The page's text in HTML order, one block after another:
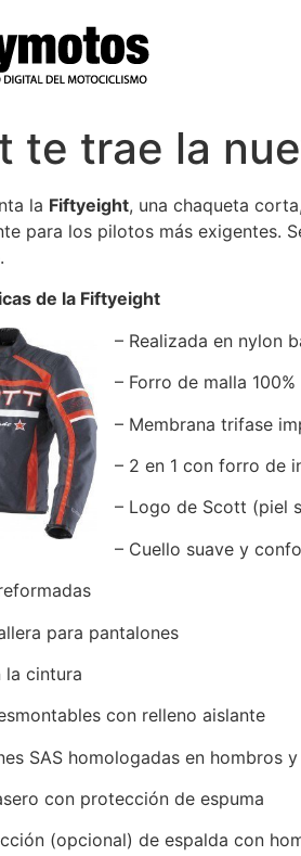
te trae la
la Fiftyeight, una chaqueta
para los pilotos más exigentes.
de la Fiftyeight
– Realizada en nylon
– Forro de malla
– Membrana trifase
– 2 en 1 con forro de
– Logo de Scott (piel
– Cuello suave y
para pantalones
la cintura
con relleno aislante
SAS homologadas en hombros
con protección de espuma
(opcional) de espalda con